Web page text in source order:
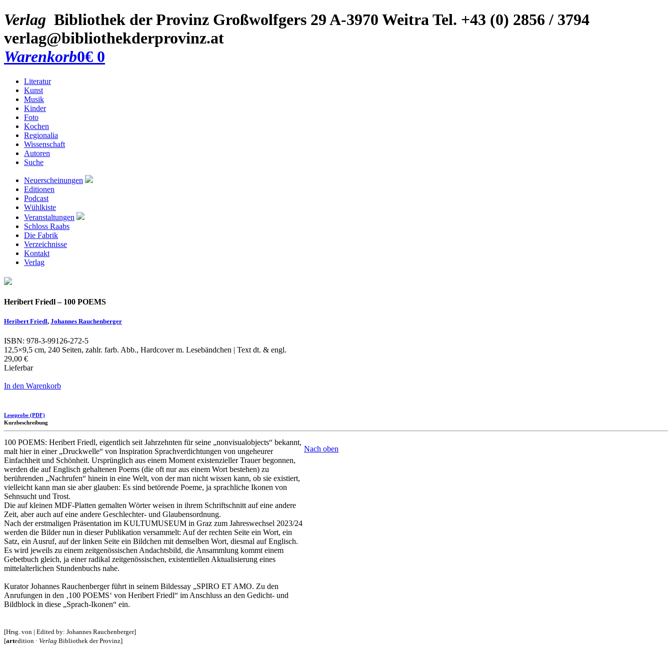
Verlag Bibliothek der Provinz Großwolfgers 29A-3970 WeitraTel. +43 (0) 2856 / 3794
verlag@bibliothekderprovinz.at
Warenkorb0€ 0
Literatur
Kunst
Musik
Kinder
Foto
Kochen
Regionalia
Wissenschaft
Autoren
Suche
Neuerscheinungen
Editionen
Podcast
Wühlkiste
Veranstaltungen
Schloss Raabs
Die Fabrik
Verzeichnisse
Kontakt
Verlag
Heribert Friedl – 100 POEMS
Heribert Friedl, Johannes Rauchenberger
ISBN: 978-3-99126-272-5
12,5×9,5 cm, 240 Seiten, zahlr. farb. Abb., Hardcover m. Lesebändchen | Text dt. & engl.
29,00 €
Lieferbar
In den Warenkorb
Leseprobe (PDF)
Kurzbeschreibung
100 POEMS: Heribert Friedl, eigentlich seit Jahrzehnten für seine „nonvisualobjects“ bekannt,
malt hier in einer „Druckwelle“ von Inspiration Sprachverdichtungen von ungeheurer
Einfachheit und Schönheit. Ursprünglich aus einem Moment existenzieller Trauer begonnen,
werden die auf Englisch gehaltenen Poems (die oft nur aus einem Wort bestehen) zu
berührenden „Nachrufen“ hinein in eine Welt, von der man nicht wissen kann, ob sie existiert,
vielleicht kann man sie aber glauben: Es sind betörende Poeme, ja sprachliche Ikonen von
Sehnsucht und Trost.
Die auf kleinen MDF-Platten gemalten Wörter weisen in ihrem Schriftschnitt auf eine andere
Zeit, aber auch auf eine andere Geschlechter- und Glaubensordnung.
Nach der erstmaligen Präsentation im KULTUMUSEUM in Graz zum Jahreswechsel 2023/24
werden die Bilder nun in dieser Publikation versammelt: Auf der rechten Seite ein Wort, ein
Satz, ein Ausruf, auf der linken Seite ein Bildchen mit demselben Wort, diesmal auf Englisch.
Es wird jeweils zu einem zeitgenössischen Andachtsbild, die Ansammlung kommt einem
Gebetbuch gleich, ja einer radikal zeitgenössischen, existentiellen Aktualisierung eines
mittelalterlichen Stundenbuchs nahe.
Kurator Johannes Rauchenberger führt in seinem Bildessay „SPIRO ET AMO. Zu den
Anrufungen in den ‚100 POEMS‘ von Heribert Friedl“ im Anschluss an den Gedicht- und
Bildblock in diese „Sprach-Ikonen“ ein.
[Hrsg. von | Edited by: Johannes Rauchenberger]
[artedition · Verlag Bibliothek der Provinz]
Nach oben